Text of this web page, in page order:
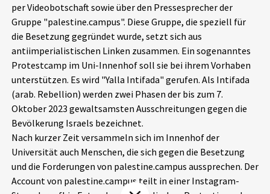
Pressemitteilungen
Podcasts
Projektbeschreibung
Kontakt
Unterstützer_innen
Spenden
chronik.LE in der Presse
per Videobotschaft sowie über den Pressesprecher der
Gruppe "palestine.campus". Diese Gruppe, die speziell für
die Besetzung gegründet wurde, setzt sich aus
antiimperialistischen Linken zusammen. Ein sogenanntes
Protestcamp im Uni-Innenhof soll sie bei ihrem Vorhaben
unterstützen. Es wird "Yalla Intifada" gerufen. Als Intifada
(arab. Rebellion) werden zwei Phasen der bis zum 7.
Oktober 2023 gewaltsamsten Ausschreitungen gegen die
Bevölkerung Israels bezeichnet.
Nach kurzer Zeit versammeln sich im Innenhof der
Universität auch Menschen, die sich gegen die Besetzung
und die Forderungen von palestine.campus aussprechen. Der
Account von palestine.campus teilt in einer Instagram-